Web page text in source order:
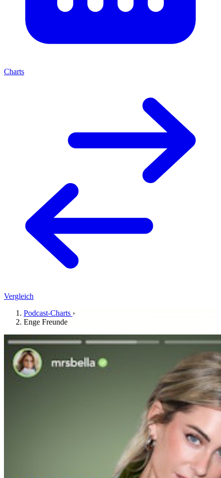
Charts
Vergleich
Podcast-Charts ›
Enge Freunde